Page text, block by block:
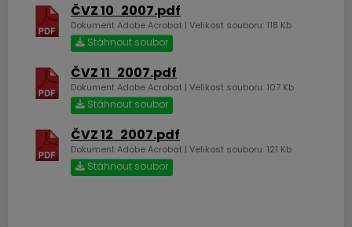
ČVZ 10_2007.pdf
Dokument Adobe Acrobat | Velikost souboru: 118 Kb
Stáhnout soubor
ČVZ 11_2007.pdf
Dokument Adobe Acrobat | Velikost souboru: 107 Kb
Stáhnout soubor
ČVZ 12_2007.pdf
Dokument Adobe Acrobat | Velikost souboru: 121 Kb
Stáhnout soubor
Upozornění úplná uzavírka
místní komunikace Za
Řekou.docx
Stáhnout soubor